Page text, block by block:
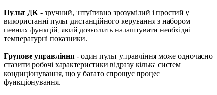
Пульт ДК - зручний, інтуїтивно зрозумілий і простий у
використанні пульт дистанційного керування з набором
певних функцій, який дозволить налаштувати необхідні
температурні показники.
Групове управління - один пульт управління може одночасно
ставити робочі характеристики відразу кілька систем
кондиціонування, що у багато спрощує процес
функціонування.